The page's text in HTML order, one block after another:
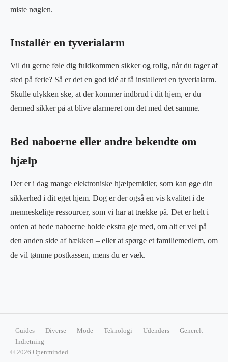
miste nøglen.
Installér en tyverialarm
Vil du gerne føle dig fuldkommen sikker og rolig, når du tager af
sted på ferie? Så er det en god idé at få installeret en tyverialarm.
Skulle ulykken ske, at der kommer indbrud i dit hjem, er du
dermed sikker på at blive alarmeret om det med det samme.
Bed naboerne eller andre bekendte om
hjælp
Der er i dag mange elektroniske hjælpemidler, som kan øge din
sikkerhed i dit eget hjem. Dog er der også en vis kvalitet i de
menneskelige ressourcer, som vi har at trække på. Det er helt i
orden at bede naboerne holde ekstra øje med, om alt er vel på
den anden side af hækken – eller at spørge et familiemedlem, om
de vil tømme postkassen, mens du er væk.
Guides Diverse Mode Teknologi Udendørs
Generelt
Indretning
© 2026 Openminded